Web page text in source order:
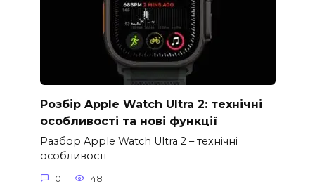
Розбір Apple Watch Ultra 2: технічні
особливості та нові функції
Разбор Apple Watch Ultra 2 – технічні
особливості
0 48